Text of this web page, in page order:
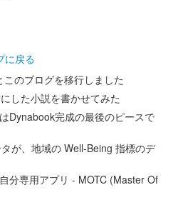
に戻る
このブログを移行しました
した小説を書かせてみた
Dynabook完成の最後のピースで
が、地域の Well-Being 指標のデ
分専用アプリ - MOTC (Master Of